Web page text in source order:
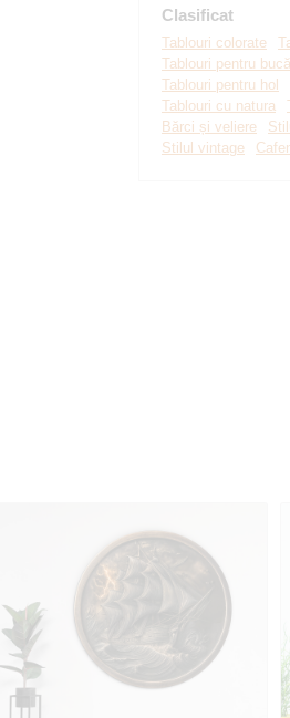
Clasificat
Tablouri colorate
Tablouri pentru
Tablouri pentru hol
Tablouri cu natura
Bărci și veliere
Stilul vintage